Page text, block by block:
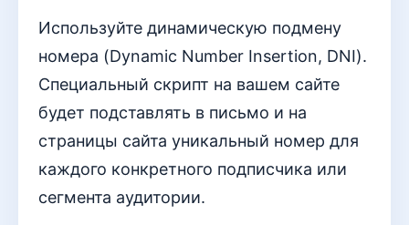
Используйте динамическую подмену
номера (Dynamiс Number Insertion, DNI).
Специальный скрипт на вашем сайте
будет подставлять в письмо и на
страницы сайта уникальный номер для
каждого конкретного подписчика или
сегмента аудитории.